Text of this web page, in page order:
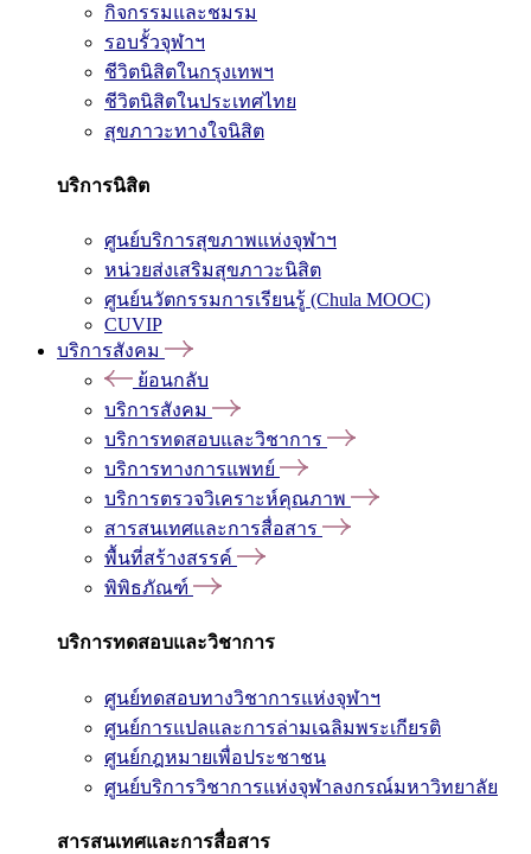
กิจกรรมและชมรม
รอบรั้วจุฬาฯ
ชีวิตนิสิตในกรุงเทพฯ
ชีวิตนิสิตในประเทศไทย
สุขภาวะทางใจนิสิต
บริการนิสิต
ศูนย์บริการสุขภาพแห่งจุฬาฯ
หน่วยส่งเสริมสุขภาวะนิสิต
ศูนย์นวัตกรรมการเรียนรู้ (Chula MOOC)
CUVIP
บริการสังคม
ย้อนกลับ
บริการสังคม
บริการทดสอบและวิชาการ
บริการทางการแพทย์
บริการตรวจวิเคราะห์คุณภาพ
สารสนเทศและการสื่อสาร
พื้นที่สร้างสรรค์
พิพิธภัณฑ์
บริการทดสอบและวิชาการ
ศูนย์ทดสอบทางวิชาการแห่งจุฬาฯ
ศูนย์การแปลและการล่ามเฉลิมพระเกียรติ
ศูนย์กฎหมายเพื่อประชาชน
ศูนย์บริการวิชาการแห่งจุฬาลงกรณ์มหาวิทยาลัย
สารสนเทศและการสื่อสาร